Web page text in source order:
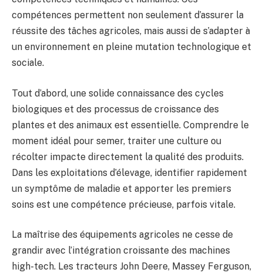
compétences permettent non seulement d’assurer la
réussite des tâches agricoles, mais aussi de s’adapter à
un environnement en pleine mutation technologique et
sociale.
Tout d’abord, une solide connaissance des cycles
biologiques et des processus de croissance des
plantes et des animaux est essentielle. Comprendre le
moment idéal pour semer, traiter une culture ou
récolter impacte directement la qualité des produits.
Dans les exploitations d’élevage, identifier rapidement
un symptôme de maladie et apporter les premiers
soins est une compétence précieuse, parfois vitale.
La maîtrise des équipements agricoles ne cesse de
grandir avec l’intégration croissante des machines
high-tech. Les tracteurs John Deere, Massey Ferguson,